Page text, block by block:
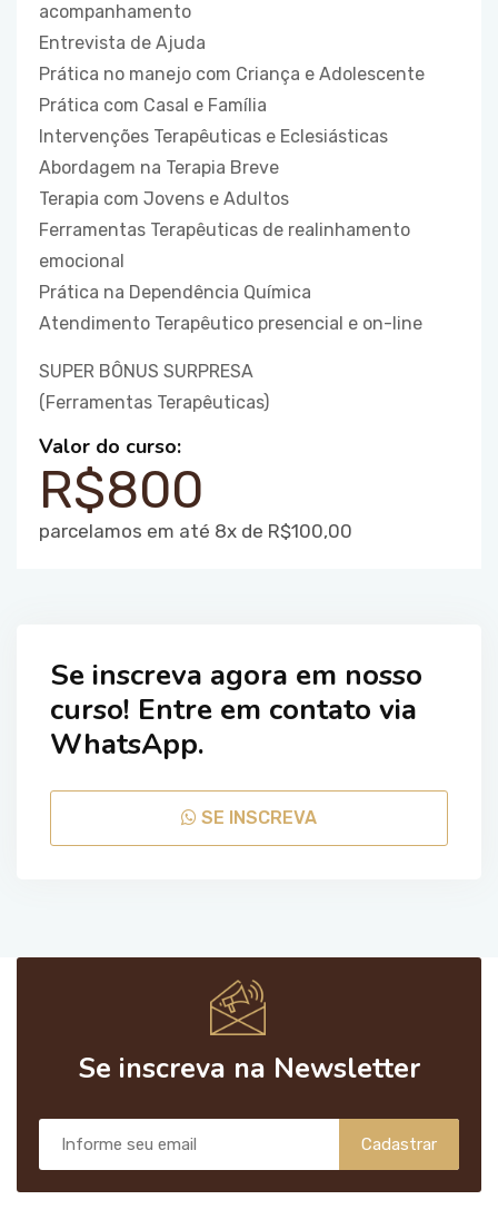
acompanhamento
Entrevista de Ajuda
Prática no manejo com Criança e Adolescente
Prática com Casal e Família
Intervenções Terapêuticas e Eclesiásticas
Abordagem na Terapia Breve
Terapia com Jovens e Adultos
Ferramentas Terapêuticas de realinhamento
emocional
Prática na Dependência Química
Atendimento Terapêutico presencial e on-line
SUPER BÔNUS SURPRESA
(Ferramentas Terapêuticas)
Valor do curso:
R$800
parcelamos em até 8x de R$100,00
Se inscreva agora em nosso
curso! Entre em contato via
WhatsApp.
SE INSCREVA
Se inscreva na Newsletter
Cadastrar